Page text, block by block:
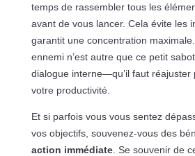
temps de rassembler tous les
avant de vous lancer. Cela évite les
garantit une concentration
ennemi n’est autre que ce petit
dialogue interne—qu’il faut réajuster
votre productivité.
Et si parfois vous vous sentez
vos objectifs, souvenez-vous des
action immédiate. Se souvenir de